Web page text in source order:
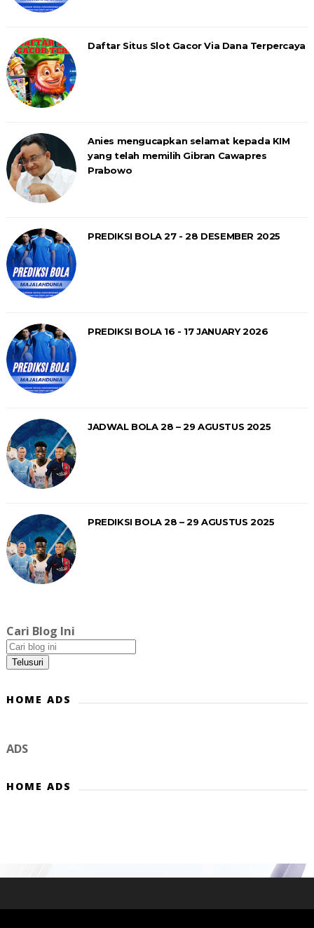
Daftar Situs Slot Gacor Via Dana Terpercaya
Anies mengucapkan selamat kepada KIM
yang telah memilih Gibran Cawapres
Prabowo
PREDIKSI BOLA 27 - 28 DESEMBER 2025
PREDIKSI BOLA 16 - 17 JANUARY 2026
JADWAL BOLA 28 – 29 AGUSTUS 2025
PREDIKSI BOLA 28 – 29 AGUSTUS 2025
Cari Blog Ini
HOME ADS
ADS
HOME ADS